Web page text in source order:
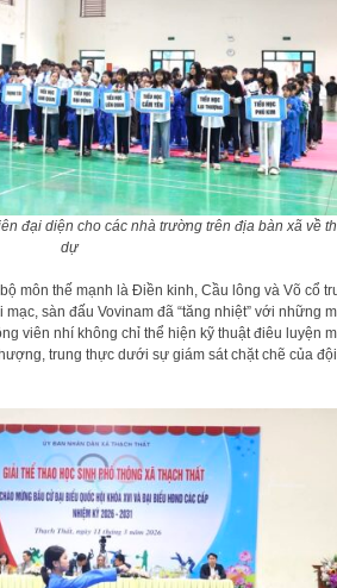
đại diện cho các nhà trường trên địa bàn xã về
dự
môn thế mạnh là Điền kinh, Cầu lông và Võ cổ
sàn đấu Vovinam đã “tăng nhiệt” với những
viên nhí không chỉ thể hiện kỹ thuật điêu luyện
trung thực dưới sự giám sát chặt chẽ của